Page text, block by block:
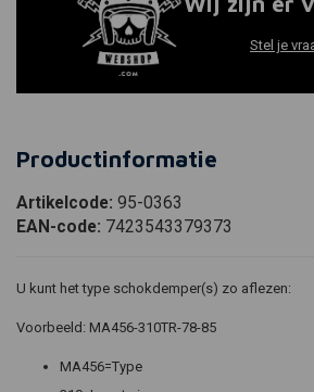
Stel je
Productinformatie
Artikelcode: 95-0363
EAN-code: 7423543379373
U kunt het type schokdemper(s) zo aflezen:
Voorbeeld: MA456-310TR-78-85
MA456=Type